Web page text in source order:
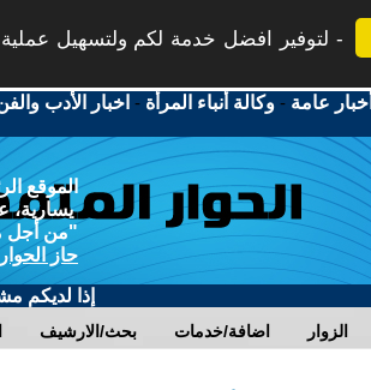
لتوفير افضل خدمة لكم ولتسهيل
أخبار عامة -وكالة أنباء المرأة - اخبار الأدب
الموقع
يسارية،
"من أجل
حاز
إذا لديكم
بحث/الارشيف اضافة/خدمات الزوار